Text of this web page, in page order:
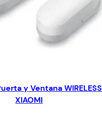
y Ventana WIRELESS
XIAOMI